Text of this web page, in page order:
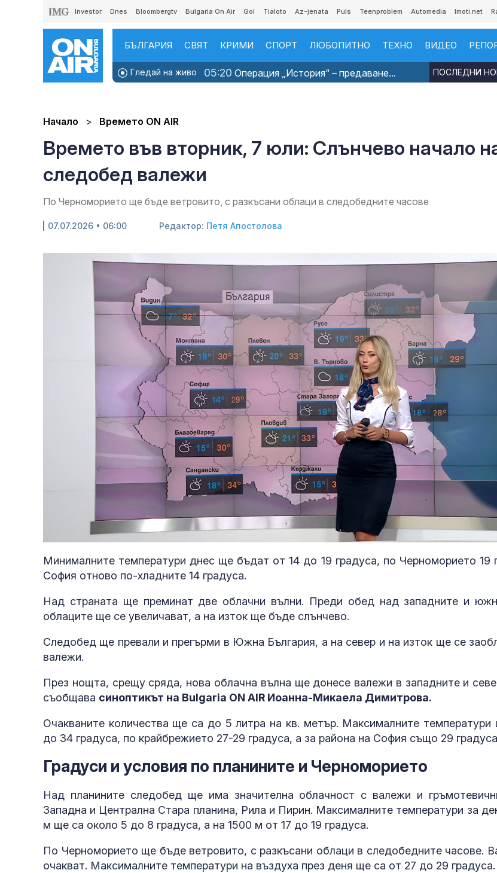
Investor Dnes Bloombergtv Bulgaria On Air Gol Tialoto Az-jenata Puls Teenproblem Automedia Imoti.net
БЪЛГАРИЯ СВЯТ КРИМИ СПОРТ ЛЮБОПИТНО ТЕХНО ВИДЕО
Гледай на живо 05:20 Операция „История“ – предаване... ПОСЛЕДНИ
Начало Времето ON AIR
Времето във вторник, 7 юли: Слънчево начало
следобед валежи
По Черноморието ще бъде ветровито, с разкъсани облаци в следобедните часове
07.07.2026 • 06:00 Редактор: Петя Апостолова
Unmute Loaded:
Минималните температури днес ще бъдат от 14 до 19 градуса, по Черноморието 19
София отново по-хладните 14 градуса.
Над страната ще преминат две облачни вълни. Преди обед над западните и
облаците ще се увеличават, а на изток ще бъде слънчево.
Следобед ще превали и прегърми в Южна България, а на север и на изток ще се
валежи.
През нощта, срещу сряда, нова облачна вълна ще донесе валежи в западните и
съобщава синоптикът на Bulgaria ON AIR Иоанна-Микаела Димитрова.
Очакваните количества ще са до 5 литра на кв. метър. Максималните температури
до 34 градуса, по крайбрежието 27-29 градуса, а за района на София също 29
Градуси и условия по планините и Черноморието
Над планините следобед ще има значителна облачност с валежи и
Западна и Централна Стара планина, Рила и Пирин. Максималните температури за
м ще са около 5 до 8 градуса, а на 1500 м от 17 до 19 градуса.
По Черноморието ще бъде ветровито, с разкъсани облаци в следобедните часове.
очакват. Максималните температури на въздуха през деня ще са от 27 до 29 градуса.
църквата направиха
Европа богата
Захарова: Милиардите
превърнат Украйна в
Дубай
може да предскаже
тревожност и
депресия
на